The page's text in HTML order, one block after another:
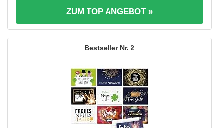
ZUM TOP ANGEBOT »
2